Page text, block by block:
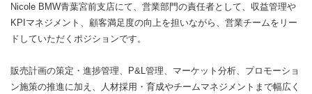
Nicole BMW青葉宮前支店にて、営業部門の責任者として、収益管理や
KPIマネジメント、顧客満足度の向上を担いながら、営業チームをリー
ドしていただくポジションです。
販売計画の策定・進捗管理、P&L管理、マーケット分析、プロモーショ
ン施策の推進に加え、人材採用・育成やチームマネジメントまで幅広く